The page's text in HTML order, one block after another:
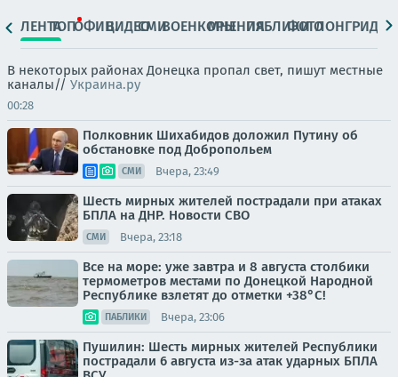
ЛЕНТАТОПОФИЦ.ВИДЕОСМИВОЕНКОРЫМНЕНИЯПАБЛИКИ
ФОТОЛОНГРИДЫ
В некоторых районах Донецка пропал свет, пишут местные
каналы// Украина.ру
00:28
Полковник Шихабидов доложил Путину об
обстановке под Добропольем
СМИ Вчера, 23:49
Шесть мирных жителей пострадали при атаках
БПЛА на ДНР. Новости СВО
СМИ Вчера, 23:18
Все на море: уже завтра и 8 августа столбики
термометров местами по Донецкой Народной
Республике взлетят до отметки +38°C!
ПАБЛИКИ Вчера, 23:06
Пушилин: Шесть мирных жителей Республики
пострадали 6 августа из-за атак ударных БПЛА